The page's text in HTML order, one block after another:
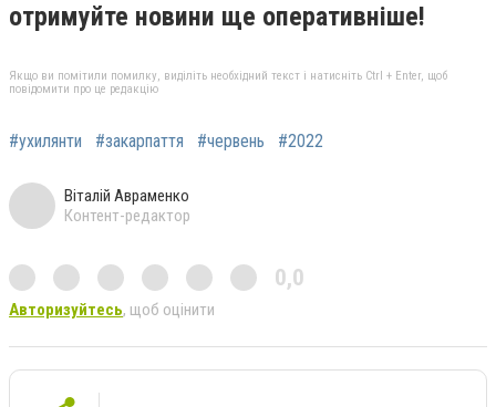
отримуйте новини ще оперативніше!
Якщо ви помітили помилку, виділіть необхідний текст і натисніть Ctrl + Enter, щоб
повідомити про це редакцію
#ухилянти #закарпаття #червень #2022
Віталій Авраменко
Контент-редактор
0,0
Авторизуйтесь, щоб оцінити